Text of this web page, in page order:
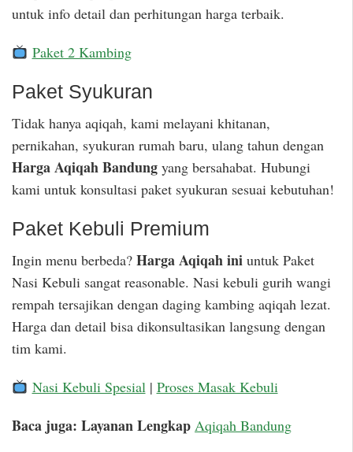
untuk info detail dan perhitungan harga terbaik.
Paket 2 Kambing
Paket Syukuran
Tidak hanya aqiqah, kami melayani khitanan,
pernikahan, syukuran rumah baru, ulang tahun dengan
Harga Aqiqah Bandung yang bersahabat. Hubungi
kami untuk konsultasi paket syukuran sesuai kebutuhan!
Paket Kebuli Premium
Ingin menu berbeda? Harga Aqiqah ini untuk Paket
Nasi Kebuli sangat reasonable. Nasi kebuli gurih wangi
rempah tersajikan dengan daging kambing aqiqah lezat.
Harga dan detail bisa dikonsultasikan langsung dengan
tim kami.
Nasi Kebuli Spesial| Proses Masak Kebuli
Baca juga: Layanan Lengkap Aqiqah Bandung